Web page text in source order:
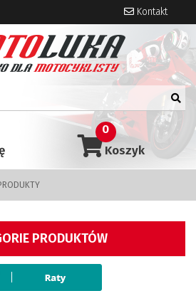
Kontakt
Koszyk
0
PRODUKTÓW